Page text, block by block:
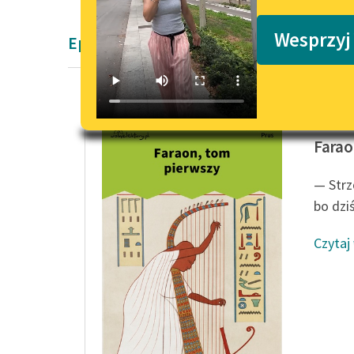
Epika Bolesław Prus
—
bo
Czytaj